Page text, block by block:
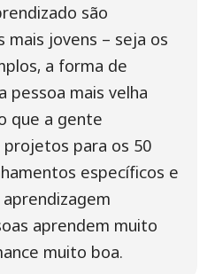
são
mais jovens – seja os
a forma de
pessoa mais velha
que a gente
projetos para os 50
específicos e
aprendem muito
muito boa.